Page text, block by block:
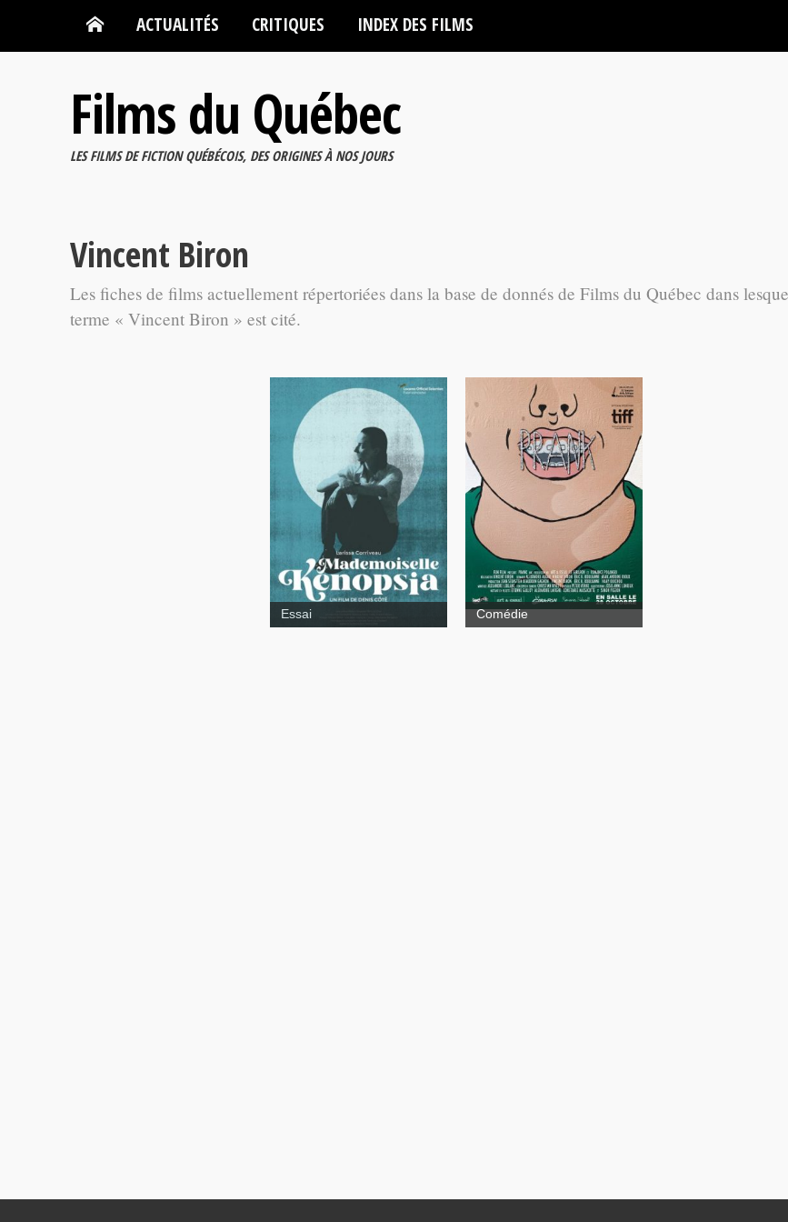
ACTUALITÉS CRITIQUES INDEX DES FILMS
Films du Québec
LES FILMS DE FICTION QUÉBÉCOIS, DES ORIGINES À NOS JOURS
Vincent Biron
Les fiches de films actuellement répertoriées dans la base de donnés de Films du Québec dans
terme « Vincent Biron » est cité.
Essai
Prank
Comédie